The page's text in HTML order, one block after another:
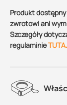
Produkt
zwrotowi ani
Szczegóły
regulaminie